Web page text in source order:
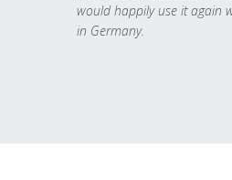
would happily use it again
in Germany.